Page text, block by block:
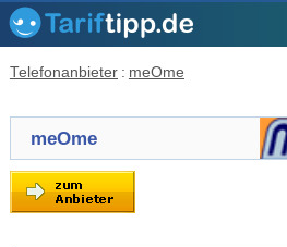
Telefonanbieter : meOme
meOme